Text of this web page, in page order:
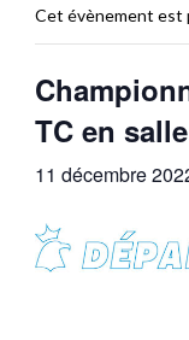
Cet évènement est
TC en
11 décembre